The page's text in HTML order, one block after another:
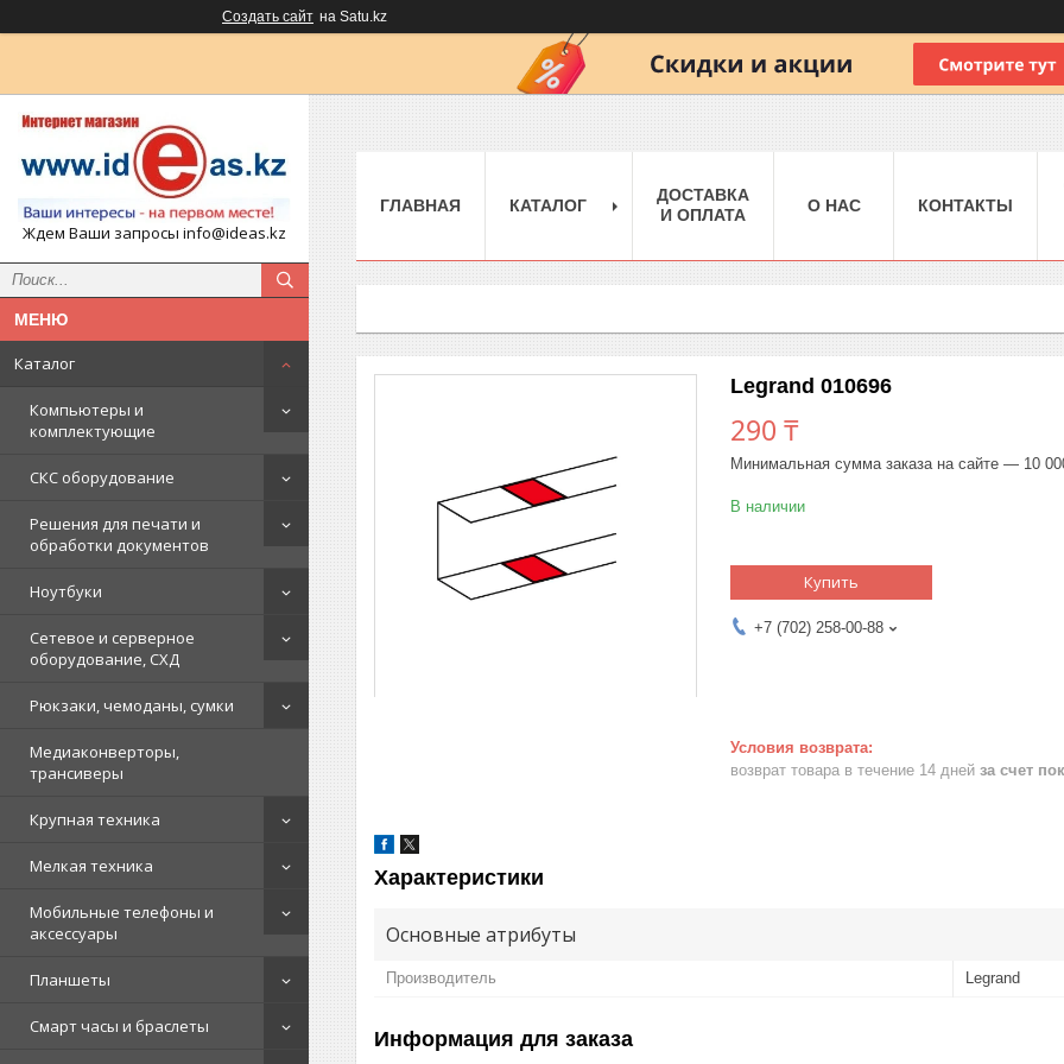
Создать сайт на Satu.kz
Ждем Ваши запросы info@ideas.kz
Каталог
Компьютеры и
комплектующие
СКС оборудование
Решения для печати и
обработки документов
Ноутбуки
Сетевое и серверное
оборудование, СХД
Рюкзаки, чемоданы, сумки
Медиаконверторы,
трансиверы
Крупная техника
Мелкая техника
Мобильные телефоны и
аксессуары
Планшеты
Смарт часы и браслеты
ГЛАВНАЯ КАТАЛОГ
ДОСТАВКА
И ОПЛАТА
О НАС КОНТАКТЫ
Legrand 010696
290 ₸
Минимальная сумма заказа на сайте — 10
В наличии
Купить
+7 (702) 258-00-88
возврат товара в течение 14 дней за счет
Характеристики
Основные атрибуты
Производитель Legrand
Информация для заказа